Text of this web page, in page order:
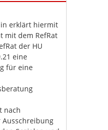
erklärt hiermit
mit dem RefRat
der HU
eine
für eine
nach